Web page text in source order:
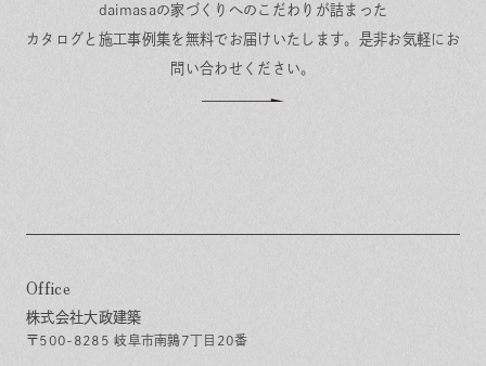
daimasaの家づくりへのこだわりが詰まった
カタログと施工事例集を無料でお届けいたします。 是非お気軽にお
問い合わせください。
Office
株式会社大政建築
〒500-8285 岐阜市南鶉7丁目20番